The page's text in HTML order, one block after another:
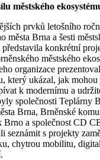
městského
prvků letošního
města Brna a šesti
konkrétní
městského
organizace
který ukázal, jak mohou
k modernímu a
společnosti Teplárny
Brna, Brněnské
Brno a společnost CD
seznámit s projekty
chytrou mobilitu,